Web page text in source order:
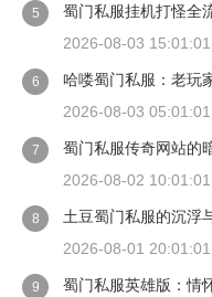
5
蜀门私服挂机打怪全
2026-08-03 15:01:01
6
哈喽蜀门私服：老玩
2026-08-03 05:01:01
7
蜀门私服传奇网站的
2026-08-02 10:01:01
8
土豆蜀门私服的沉浮
2026-08-01 20:01:01
9
蜀门私服英雄版：情